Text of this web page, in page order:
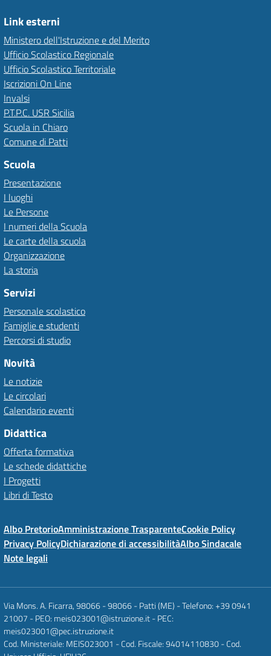
Link esterni
Ministero dell'Istruzione e del Merito
Ufficio Scolastico Regionale
Ufficio Scolastico Territoriale
Iscrizioni On Line
Invalsi
P.T.P.C. USR Sicilia
Scuola in Chiaro
Comune di Patti
Scuola
Presentazione
I luoghi
Le Persone
I numeri della Scuola
Le carte della scuola
Organizzazione
La storia
Servizi
Personale scolastico
Famiglie e studenti
Percorsi di studio
Novità
Le notizie
Le circolari
Calendario eventi
Didattica
Offerta formativa
Le schede didattiche
I Progetti
Libri di Testo
Albo PretorioAmministrazione TrasparenteCookie Policy
Privacy PolicyDichiarazione di accessibilitàAlbo Sindacale
Note legali
Via Mons. A. Ficarra, 98066 - 98066 - Patti (ME) - Telefono: +39 0941
21007 - PEO: meis023001@istruzione.it - PEC:
meis023001@pec.istruzione.it
Cod. Ministeriale: MEIS023001 - Cod. Fiscale: 94014110830 - Cod.